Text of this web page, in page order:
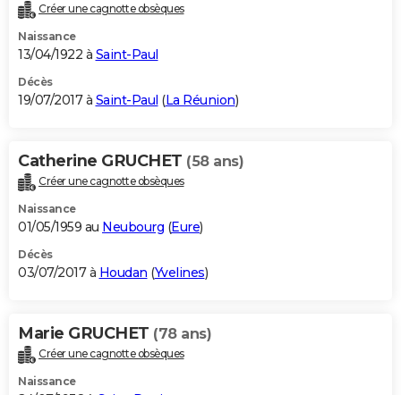
Créer une cagnotte obsèques
Naissance
13/04/1922 à Saint-Paul
Décès
19/07/2017 à Saint-Paul (La Réunion)
Catherine GRUCHET (58 ans)
Créer une cagnotte obsèques
Naissance
01/05/1959 au Neubourg (Eure)
Décès
03/07/2017 à Houdan (Yvelines)
Marie GRUCHET (78 ans)
Créer une cagnotte obsèques
Naissance